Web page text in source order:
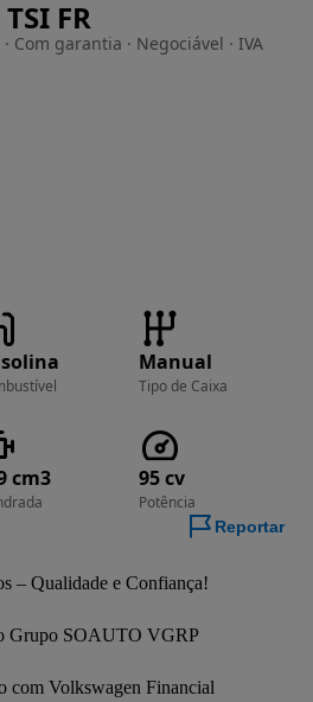
FR
Com garantia · Negociável · IVA
Manual
Tipo de Caixa
cm3 95 cv
Potência
Reportar
– Qualidade e Confiança!
Grupo SOAUTO VGRP
com Volkswagen Financial